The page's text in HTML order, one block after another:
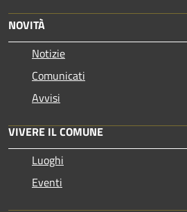
NOVITÀ
Notizie
Comunicati
Avvisi
VIVERE IL COMUNE
Luoghi
Eventi